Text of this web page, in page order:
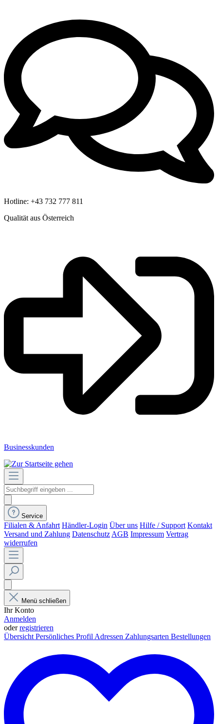
Hotline: +43 732 777 811
Qualität aus Österreich
Businesskunden
Service
Filialen & Anfahrt Händler-Login Über uns Hilfe / Support Kontakt
Versand und Zahlung Datenschutz AGB Impressum Vertrag
widerrufen
Menü schließen
Ihr Konto
Anmelden
oderregistrieren
Übersicht Persönliches Profil Adressen Zahlungsarten Bestellungen